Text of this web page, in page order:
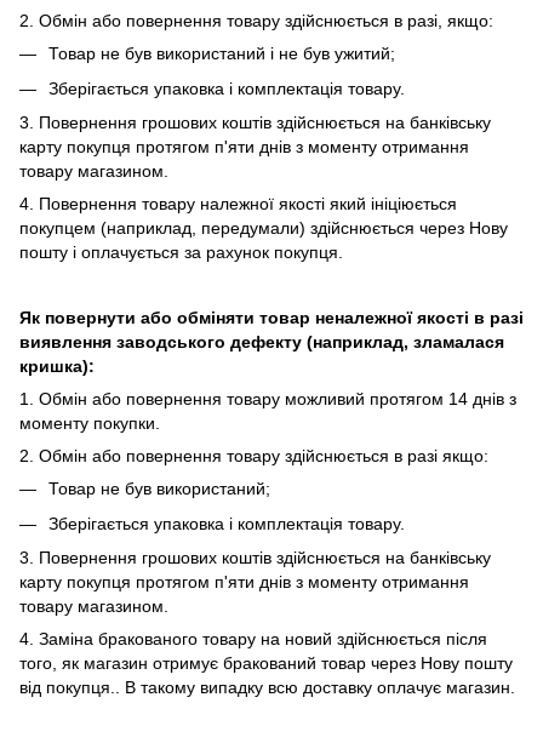
2. Обмiн або повернення товару здійснюється в разі, якщо:
Товар не був використаний і не був ужитий;
Зберiгається упаковка і комплектація товару.
3. Повернення грошових коштів здійснюється на банківську
карту покупця протягом п'яти днів з моменту отримання
товару магазином.
4. Повернення товару належної якості який ініціюється
покупцем (наприклад, передумали) здійснюється через Нову
пошту і оплачується за рахунок покупця.
Як повернути або обміняти товар неналежної якості в разі
виявлення заводського дефекту (наприклад, зламалася
кришка):
1. Обмін або повернення товару можливий протягом 14 днів з
моменту покупки.
2. Обмiн або повернення товару здійснюється в разі якщо:
Товар не був використаний;
Зберiгається упаковка і комплектація товару.
3. Повернення грошових коштів здійснюється на банківську
карту покупця протягом п'яти днів з моменту отримання
товару магазином.
4. Замiна бракованого товару на новий здійснюється після
того, як магазин отримує бракований товар через Нову пошту
від покупця.. В такому випадку всю доставку оплачує магазин.